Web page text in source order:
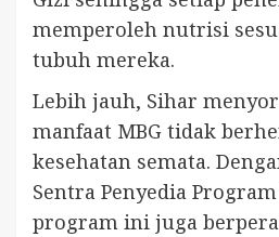
memperoleh nutrisi
tubuh mereka.
Lebih jauh, Sihar
manfaat MBG tidak
kesehatan semata.
Sentra Penyedia Program
program ini juga